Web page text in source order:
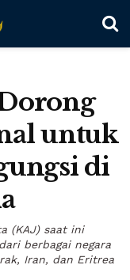
untuk
di
(KAJ) saat ini
berbagai negara
Iran, dan Eritrea